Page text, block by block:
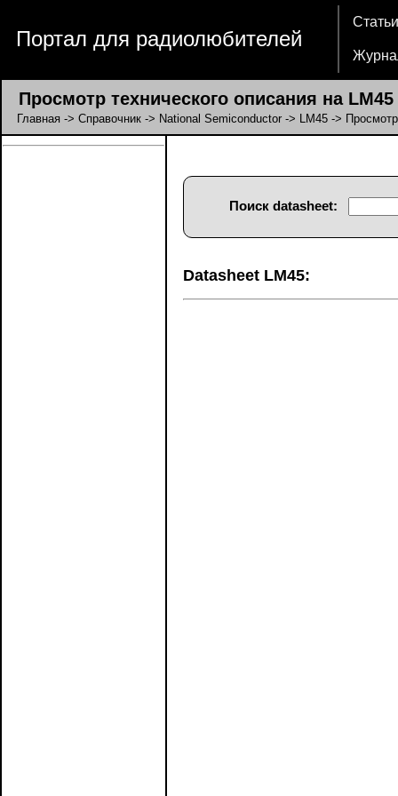
Портал для радиолюбителей
Статьи
Просмотр технического описания на
Главная -> Справочник -> National Semiconductor -> LM45 ->
Поиск datasheet:
Datasheet LM45: